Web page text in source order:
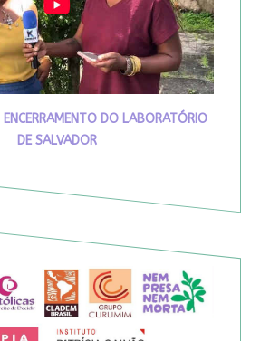
DO LABORATÓRIO
DE SALVADOR